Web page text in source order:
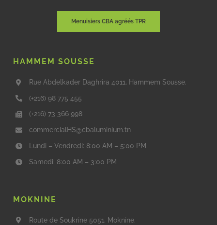
Menuisiers CBA agréés TPR
HAMMEM SOUSSE
Rue Abdelkader Daghrira 4011, Hammem Sousse.
(+216) 98 775 455
(+216) 73 366 998
commercialHS@cbaluminium.tn
Lundi – Vendredi: 8:00 AM – 5:00 PM
Samedi: 8:00 AM – 3:00 PM
MOKNINE
Route de Soukrine 5051, Moknine.